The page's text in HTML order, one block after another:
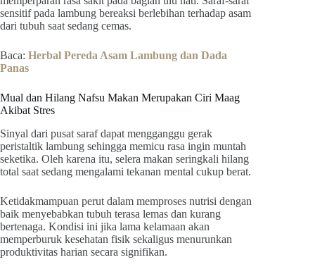
sensitif pada lambung bereaksi berlebihan terhadap asam
dari tubuh saat sedang cemas.
Baca: Herbal Pereda Asam Lambung dan Dada
Panas
Mual dan Hilang Nafsu Makan Merupakan Ciri Maag
Akibat Stres
Sinyal dari pusat saraf dapat mengganggu gerak
peristaltik lambung sehingga memicu rasa ingin muntah
seketika. Oleh karena itu, selera makan seringkali hilang
total saat sedang mengalami tekanan mental cukup berat.
Ketidakmampuan perut dalam memproses nutrisi dengan
baik menyebabkan tubuh terasa lemas dan kurang
bertenaga. Kondisi ini jika lama kelamaan akan
memperburuk kesehatan fisik sekaligus menurunkan
produktivitas harian secara signifikan.